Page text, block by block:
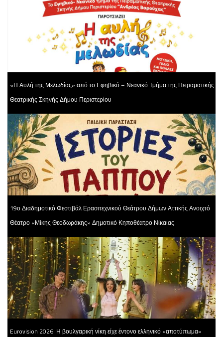
«Η Αυλή της Μελωδίας» από το Εφηβικό – Νεανικό Τμήμα της Πειραματικής
Θεατρικής Σκηνής Δήμου Περιστερίου
19ο Διαδημοτικό Φεστιβάλ Ερασιτεχνικού Θεάτρου Δήμων Αττικής Ανοιχτό
Θέατρο «Μίκης Θεοδωράκης» Δημοτικό Κηποθέατρο Νίκαιας
Eurovision 2026: Η βουλγαρική νίκη είχε έντονο ελληνικό «αποτύπωμα»